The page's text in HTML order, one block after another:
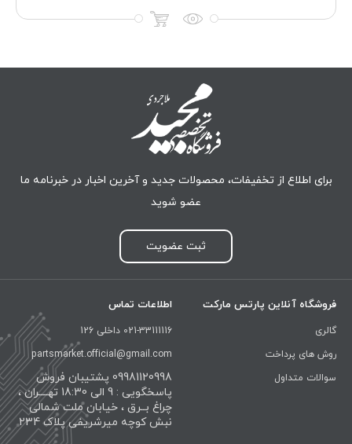
برای اطلاع از تخفیفات، محصولات جدید و آخرین اخبار در خبرنامه ما
عضو شوید
ثبت عضویت
فروشگاه آنلاین پارتس مارکت
گالری
روش های پرداخت
سوالات متداول
اطلاعات تماس
021-33111116 داخلی 126
partsmarket.official@gmail.com
09981120998 پشتیبان فروش
پاسخگویی : 9 الی 18:30 تهــــران ،
چراغ بــرق ، خیابان ملت شمالی
نبش کوچه میرشریفی پلاک 234